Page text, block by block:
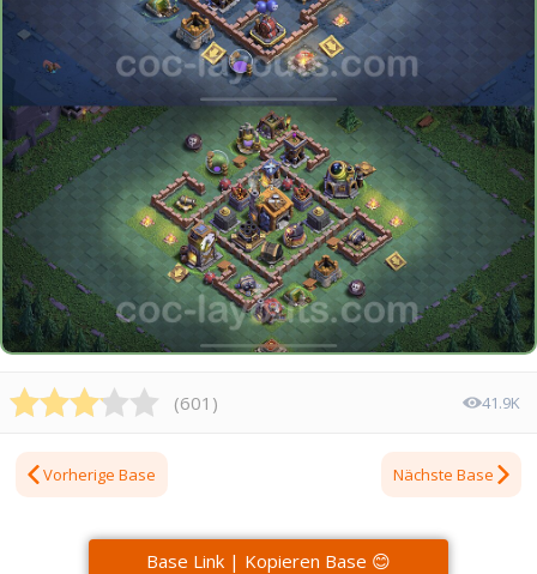
(601 ) 41.9K
Vorherige Base Nächste Base
Base Link | Kopieren Base 😊